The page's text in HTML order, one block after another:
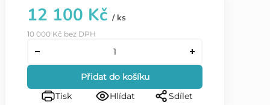
12 100 Kč / ks
10 000 Kč bez DPH
Přidat do košíku
Tisk
Hlídat Sdílet